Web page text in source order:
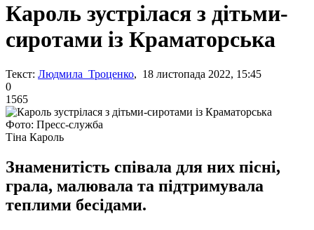
Кароль зустрілася з дітьми-
сиротами із Краматорська
Текст: Людмила Троценко, 18 листопада 2022, 15:45
0
1565
Фото: Пресс-служба
Тіна Кароль
Знаменитість співала для них пісні,
грала, малювала та підтримувала
теплими бесідами.